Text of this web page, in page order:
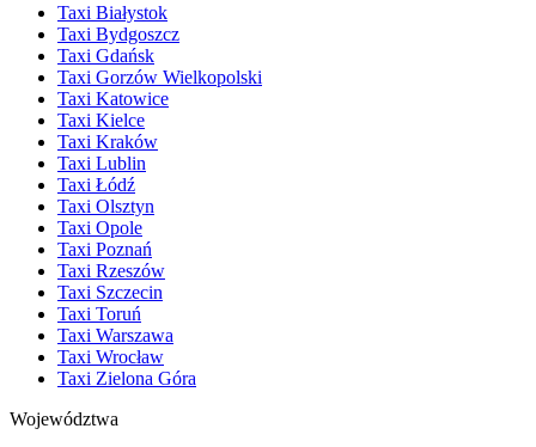
Taxi Białystok
Taxi Bydgoszcz
Taxi Gdańsk
Taxi Gorzów Wielkopolski
Taxi Katowice
Taxi Kielce
Taxi Kraków
Taxi Lublin
Taxi Łódź
Taxi Olsztyn
Taxi Opole
Taxi Poznań
Taxi Rzeszów
Taxi Szczecin
Taxi Toruń
Taxi Warszawa
Taxi Wrocław
Taxi Zielona Góra
Województwa